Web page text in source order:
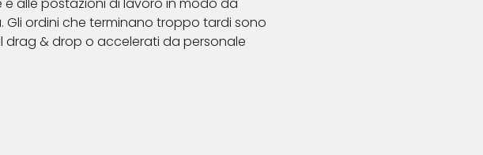
alle postazioni di lavoro in modo da
Gli ordini che terminano troppo tardi sono
drag & drop o accelerati da personale